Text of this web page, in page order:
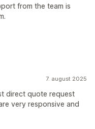
from the team is
7. august 2025
direct quote request
very responsive and